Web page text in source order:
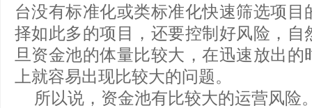
台没有标准化或类标准化快速筛选项
择如此多的项目，还要控制好风险，自
旦资金池的体量比较大，在迅速放出
上就容易出现比较大的问题。
所以说，资金池有比较大的运营风险